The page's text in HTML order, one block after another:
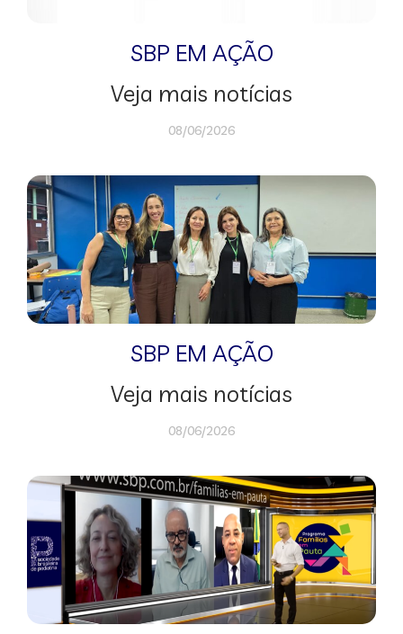
SBP EM AÇÃO
Veja mais notícias
08/06/2026
SBP EM AÇÃO
Veja mais notícias
08/06/2026